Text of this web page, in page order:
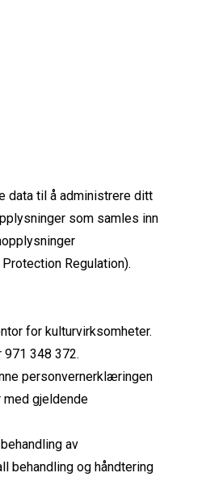
data til å administrere ditt
som samles inn
Regulation).
for kulturvirksomheter.
348 372.
personvernerklæringen
gjeldende
av
behandling og håndtering